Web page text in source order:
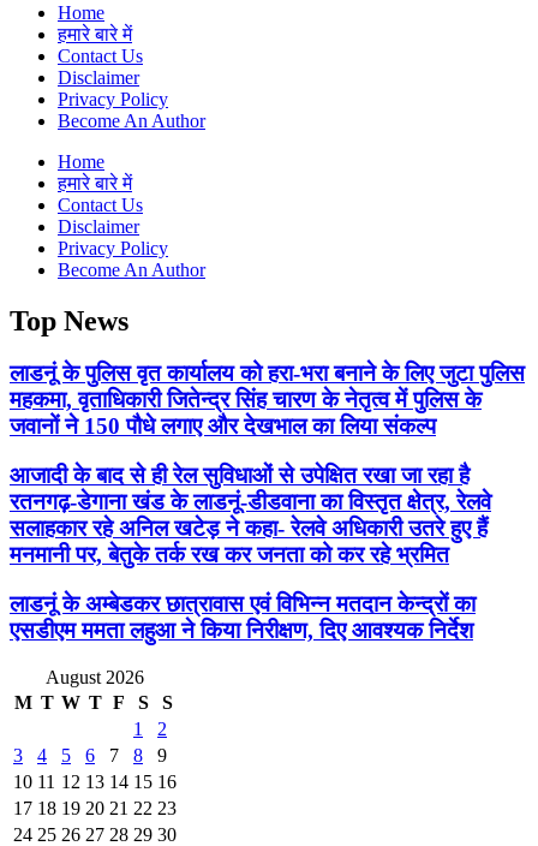
Home
हमारे बारे में
Contact Us
Disclaimer
Privacy Policy
Become An Author
Home
हमारे बारे में
Contact Us
Disclaimer
Privacy Policy
Become An Author
Top News
लाडनूं के पुलिस वृत कार्यालय को हरा-भरा बनाने के लिए जुटा पुलिस
महकमा, वृताधिकारी जितेन्द्र सिंह चारण के नेतृत्व में पुलिस के
जवानों ने 150 पौधे लगाए और देखभाल का लिया संकल्प
आजादी के बाद से ही रेल सुविधाओं से उपेक्षित रखा जा रहा है
रतनगढ़-डेगाना खंड के लाडनूं-डीडवाना का विस्तृत क्षेत्र, रेलवे
सलाहकार रहे अनिल खटेड़ ने कहा- रेलवे अधिकारी उतरे हुए हैं
मनमानी पर, बेतुके तर्क रख कर जनता को कर रहे भ्रमित
लाडनूं के अम्बेडकर छात्रावास एवं विभिन्न मतदान केन्द्रों का
एसडीएम ममता लहुआ ने किया निरीक्षण, दिए आवश्यक निर्देश
August 2026
M T W T F S
S
1
2
3
4 5 6 7 8
9
10 11 12 13 14 15 16
17 18 19 20 21 22 23
24 25 26 27 28 29 30